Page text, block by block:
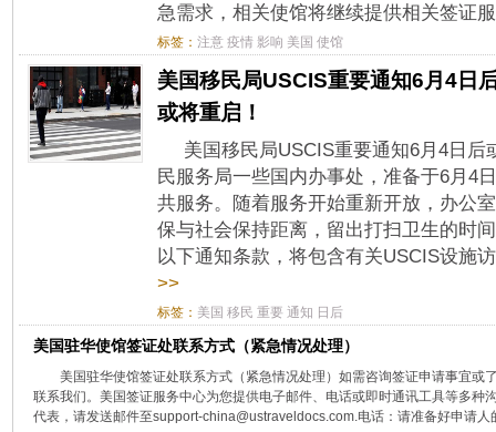
急需求，相关使馆将继续提供相关签证
标签： 注意 疫情 影响 美国 使馆
美国移民局USCIS重要通知6月4日
或将重启！
美国移民局USCIS重要通知6月4日
民服务局一些国内办事处，准备于6月4
共服务。随着服务开始重新开放，办公
保与社会保持距离，留出打扫卫生的时
以下通知条款，将包含有关USCIS设施
>>
标签： 美国 移民 重要 通知 日后
美国驻华使馆签证处联系方式（紧急情况处理）
美国驻华使馆签证处联系方式（紧急情况处理）如需咨询签证申请事宜或
联系我们。美国签证服务中心为您提供电子邮件、电话或即时通讯工具等多种
代表，请发送邮件至support-china@ustraveldocs.com.电话：请准备好申请人